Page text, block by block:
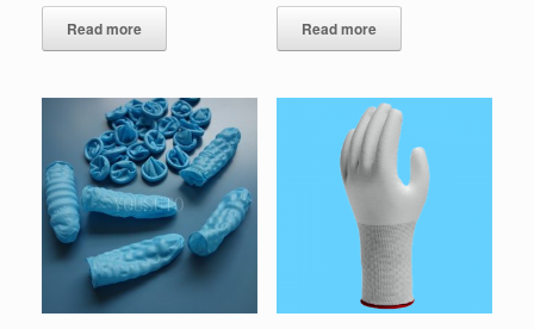
5.00
out of 5Read more
5.00
out of 5Read more